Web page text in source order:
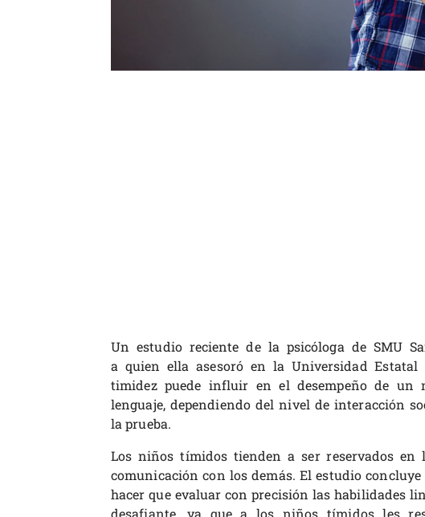
Un estudio reciente de la psicóloga de SMU
a quien ella asesoró en la Universidad Estatal
timidez puede influir en el desempeño de un
lenguaje, dependiendo del nivel de interacción
la prueba.
Los niños tímidos tienden a ser reservados
comunicación con los demás. El estudio
hacer que evaluar con precisión las habilidades
desafiante, ya que a los niños tímidos les